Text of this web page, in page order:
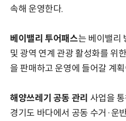
속해 운영한다.
베이밸리 투어패스는 베이밸리
및 광역 연계 관광 활성화를 위
을 판매하고 운영에 들어갈 계
해양쓰레기 공동 관리 사업을
경기도 바다에서 공동 수거·운